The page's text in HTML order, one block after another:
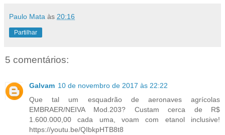
Paulo Mata às 20:16
Partilhar
5 comentários:
Galvam 10 de novembro de 2017 às 22:22
Que tal um esquadrão de aeronaves agrícolas
EMBRAER/NEIVA Mod.203? Custam cerca de R$
1.600.000,00 cada uma, voam com etanol inclusive!
https://youtu.be/QIbkpHTB8t8